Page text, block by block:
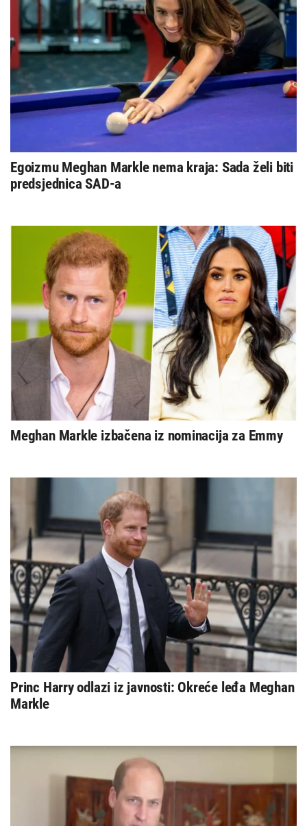
Egoizmu Meghan Markle nema kraja: Sada želi biti
predsjednica SAD-a
Meghan Markle izbačena iz nominacija za Emmy
Princ Harry odlazi iz javnosti: Okreće leđa Meghan
Markle